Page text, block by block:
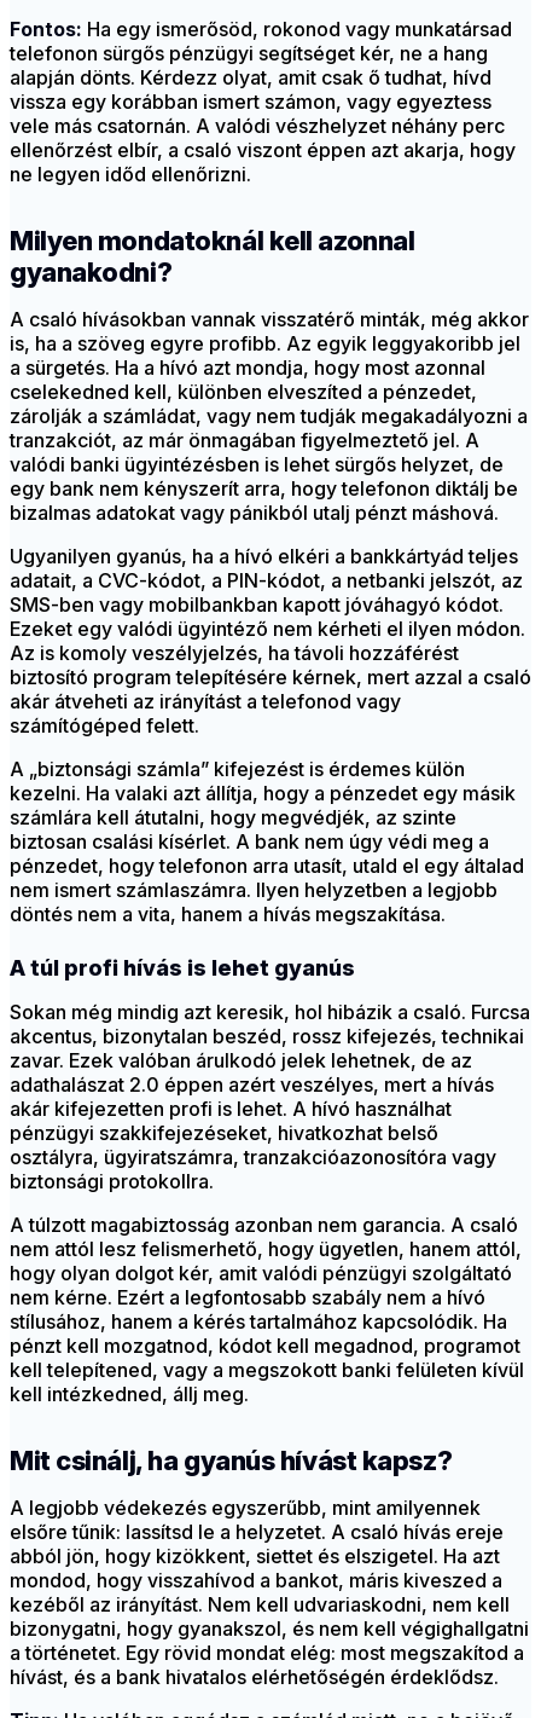
Fontos: Ha egy ismerősöd, rokonod vagy munkatársad
telefonon sürgős pénzügyi segítséget kér, ne a hang
alapján dönts. Kérdezz olyat, amit csak ő tudhat, hívd
vissza egy korábban ismert számon, vagy egyeztess
vele más csatornán. A valódi vészhelyzet néhány perc
ellenőrzést elbír, a csaló viszont éppen azt akarja, hogy
ne legyen időd ellenőrizni.
Milyen mondatoknál kell azonnal
gyanakodni?
A csaló hívásokban vannak visszatérő minták, még akkor
is, ha a szöveg egyre profibb. Az egyik leggyakoribb jel
a sürgetés. Ha a hívó azt mondja, hogy most azonnal
cselekedned kell, különben elveszíted a pénzedet,
zárolják a számládat, vagy nem tudják megakadályozni a
tranzakciót, az már önmagában figyelmeztető jel. A
valódi banki ügyintézésben is lehet sürgős helyzet, de
egy bank nem kényszerít arra, hogy telefonon diktálj be
bizalmas adatokat vagy pánikból utalj pénzt máshová.
Ugyanilyen gyanús, ha a hívó elkéri a bankkártyád teljes
adatait, a CVC-kódot, a PIN-kódot, a netbanki jelszót, az
SMS-ben vagy mobilbankban kapott jóváhagyó kódot.
Ezeket egy valódi ügyintéző nem kérheti el ilyen módon.
Az is komoly veszélyjelzés, ha távoli hozzáférést
biztosító program telepítésére kérnek, mert azzal a csaló
akár átveheti az irányítást a telefonod vagy
számítógéped felett.
A „biztonsági számla” kifejezést is érdemes külön
kezelni. Ha valaki azt állítja, hogy a pénzedet egy másik
számlára kell átutalni, hogy megvédjék, az szinte
biztosan csalási kísérlet. A bank nem úgy védi meg a
pénzedet, hogy telefonon arra utasít, utald el egy általad
nem ismert számlaszámra. Ilyen helyzetben a legjobb
döntés nem a vita, hanem a hívás megszakítása.
A túl profi hívás is lehet gyanús
Sokan még mindig azt keresik, hol hibázik a csaló. Furcsa
akcentus, bizonytalan beszéd, rossz kifejezés, technikai
zavar. Ezek valóban árulkodó jelek lehetnek, de az
adathalászat 2.0 éppen azért veszélyes, mert a hívás
akár kifejezetten profi is lehet. A hívó használhat
pénzügyi szakkifejezéseket, hivatkozhat belső
osztályra, ügyiratszámra, tranzakcióazonosítóra vagy
biztonsági protokollra.
A túlzott magabiztosság azonban nem garancia. A csaló
nem attól lesz felismerhető, hogy ügyetlen, hanem attól,
hogy olyan dolgot kér, amit valódi pénzügyi szolgáltató
nem kérne. Ezért a legfontosabb szabály nem a hívó
stílusához, hanem a kérés tartalmához kapcsolódik. Ha
pénzt kell mozgatnod, kódot kell megadnod, programot
kell telepítened, vagy a megszokott banki felületen kívül
kell intézkedned, állj meg.
Mit csinálj, ha gyanús hívást kapsz?
A legjobb védekezés egyszerűbb, mint amilyennek
elsőre tűnik: lassítsd le a helyzetet. A csaló hívás ereje
abból jön, hogy kizökkent, siettet és elszigetel. Ha azt
mondod, hogy visszahívod a bankot, máris kiveszed a
kezéből az irányítást. Nem kell udvariaskodni, nem kell
bizonygatni, hogy gyanakszol, és nem kell végighallgatni
a történetet. Egy rövid mondat elég: most megszakítod a
hívást, és a bank hivatalos elérhetőségén érdeklődsz.